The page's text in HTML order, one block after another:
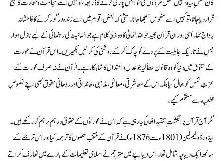
کا ن نقشِ سیاہ ، کہیں محض مردوں کی خواہش پوری کرنے کا ذریعہ، تو کہیں اسے نجاست و حقارت کا منبع
قرار دیا جاتا، تو کہیں اسے منحوس سمجھا جاتا ۔ حتیٰ کہ بعض اقوام میں اسے زندہ درگور کرنے کا فاحشانہ
رِواج تھا ۔ اُسی دوران قرآن مجید جو اللہ تعالیٰ کا وہ ازلی کلام ہے جو انسانیت کی رہنمائی کے لیے نازل ہوا۔
جس نے تاریک جاہلیت کے پردے کو چاک کر کے روشنی کی کرنیں بکھیریں۔ اس قرآن نے عورت
کے حقوق میں دنیا کو وہ قانون عطا کیا جو عدل و اعتدال کا شاہکار ہے۔ قرآن نے نہ صرف عورت کے
عزتِ نفس کو بحال کیا بلکہ اس کے معاشرتی، معاشی، مذہبی، خاندانی اور روحانی حقوق بھی اپنے نصوصِ
قطعیه سے مستحکم کیے۔
مگر آج قرآن پر انگشتِ تنقید اٹھائی جا رہی ہے کہ اس نے عورتوں کے حقوق درہم برہم کر رکھے ہیں۔
ایڈورڈ ولیم لین (1801ء سے 1876ء) نے قرآن کے منتخب حصوں کا ترجمہ کیا اور اس ترجمے کے
ساتھ ایک دیباچہ شامل تھا۔ اس دیباچے میں مترجم نے اسلامی تعلیمات کے بارے میں تعارف کراتے